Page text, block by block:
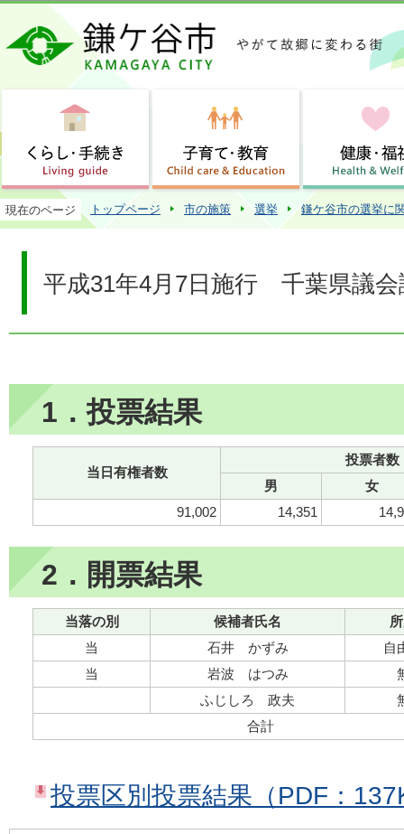
この
現在のページ トップページ 市の施策 選挙 鎌ケ谷市の選挙に
平成31年4月7日施行 千葉県議会
1．投票結果
当日有権者数
投票者数
男
女
91,002
14,351
2．開票結果
当落の別 候補者氏名
当
石井 かずみ
自
当
岩波 はつみ
ふじしろ 政夫
合計
投票区別投票結果（PDF：